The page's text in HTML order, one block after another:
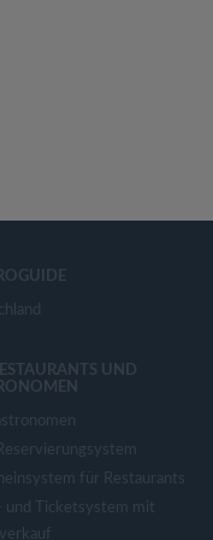
UND
für Restaurants
und Ticketsystem mit